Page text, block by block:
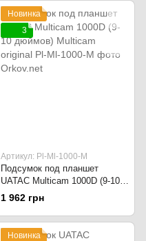
Новинка
3
Артикул: Pl-Ml-1000-M
Подсумок под планшет
UATAC Multicam 1000D (9-10
дюймов) Multicam original
1 962 грн
Новинка